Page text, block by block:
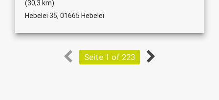
(30,3 km)
Hebelei 35, 01665 Hebelei
Seite 1 of 223